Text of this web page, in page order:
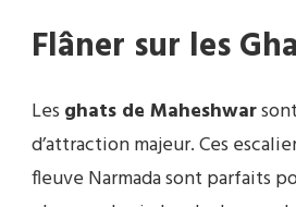
Flâner sur les
Les ghats de Maheshwar
d’attraction majeur. Ces
fleuve Narmada sont parfaits